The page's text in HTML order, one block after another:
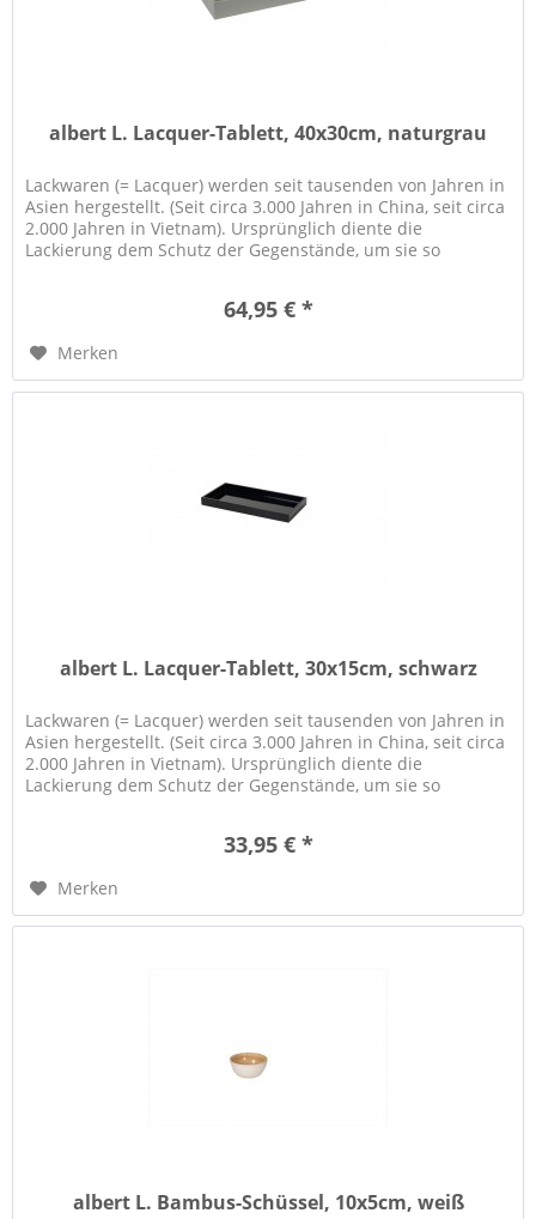
albert L. Lacquer-Tablett, 40x30cm, naturgrau
Lackwaren (= Lacquer) werden seit tausenden von Jahren in
Asien hergestellt. (Seit circa 3.000 Jahren in China, seit circa
2.000 Jahren in Vietnam). Ursprünglich diente die
Lackierung dem Schutz der Gegenstände, um sie so
64,95 € *
Merken
albert L. Lacquer-Tablett, 30x15cm, schwarz
Lackwaren (= Lacquer) werden seit tausenden von Jahren in
Asien hergestellt. (Seit circa 3.000 Jahren in China, seit circa
2.000 Jahren in Vietnam). Ursprünglich diente die
Lackierung dem Schutz der Gegenstände, um sie so
33,95 € *
Merken
albert L. Bambus-Schüssel, 10x5cm, weiß